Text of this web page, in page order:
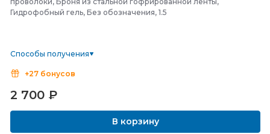
Гидрофобный гель, Без обозначения, 1.5
Способы получения
+27 бонусов
2 700 ₽
В корзину